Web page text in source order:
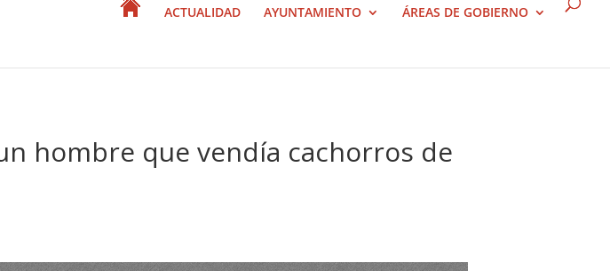
ACTUALIDAD AYUNTAMIENTO ÁREAS DE GOBIERNO
hombre que vendía cachorros de